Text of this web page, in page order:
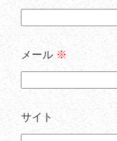
メール ※
サイト